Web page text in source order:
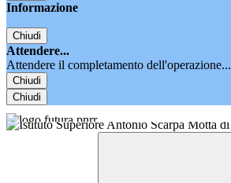
Informazione
Chiudi
Attendere...
Attendere il completamento dell'operazione...
Chiudi
Chiudi